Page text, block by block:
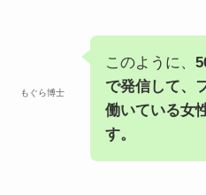
もぐら博士
このように、
で発信して、
働いている女
す。